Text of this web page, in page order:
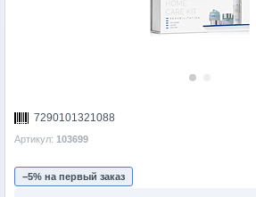
7290101321088
Артикул: 103699
−5% на первый заказ